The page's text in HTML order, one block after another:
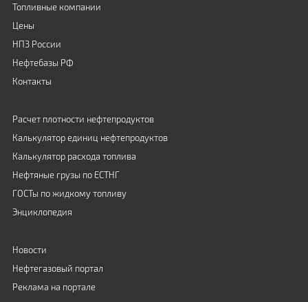
Топливные компании
Цены
НПЗ России
Нефтебазы РФ
Контакты
Расчет плотности нефтепродуктов
Калькулятор единиц нефтепродуктов
Калькулятор расхода топлива
Нефтяные грузы по ЕСТНГ
ГОСТы по жидкому топливу
Энциклопедия
Новости
Нефтегазовый портал
Реклама на портале